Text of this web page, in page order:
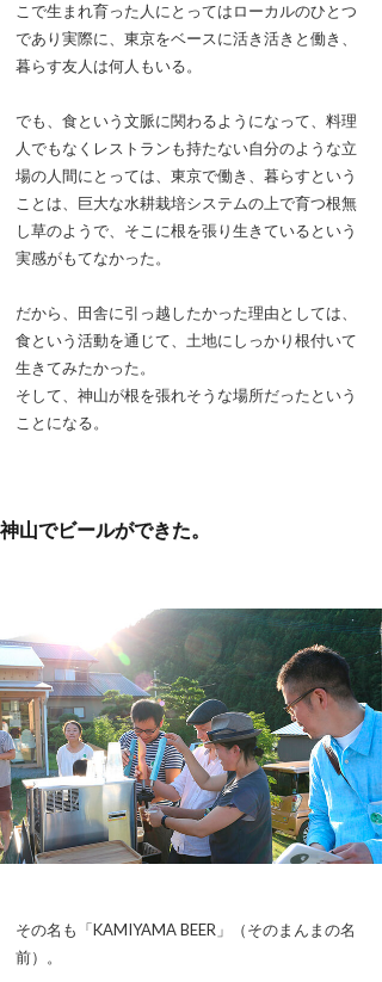
こで生まれ育った人にとってはローカルのひとつ
であり実際に、東京をベースに活き活きと働き、
暮らす友人は何人もいる。
でも、食という文脈に関わるようになって、料理
人でもなくレストランも持たない自分のような立
場の人間にとっては、東京で働き、暮らすという
ことは、巨大な水耕栽培システムの上で育つ根無
し草のようで、そこに根を張り生きているという
実感がもてなかった。
だから、田舎に引っ越したかった理由としては、
食という活動を通じて、土地にしっかり根付いて
生きてみたかった。
そして、神山が根を張れそうな場所だったという
ことになる。
神山でビールができた。
その名も「KAMIYAMA BEER」（そのまんまの名
前）。